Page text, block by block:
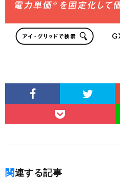
関連する記事